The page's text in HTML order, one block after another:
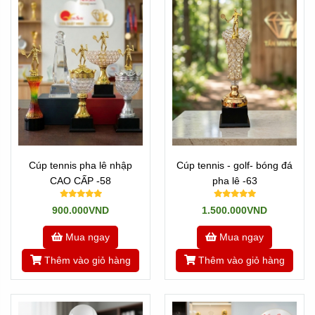
Là những sản phẩm như Pha lê và thủy tinh. Với pha lê
chúng tôi nhập phôi pha lê về và chế tác theo yêu cầu. Còn
nếu thủy tinh thì ở Việt nam rất nhiều. Tân Nhật Minh tự
hào đáp ựng được mọi mẫu mã yêu cầu, cúp pha lê
tennisđược chế tác trong nước, có thể làm theo mọi hình
dạng và kích thước. Linh động trong nội dung và hình thức.
Có thể điêu khắc theo bất kỳ hình dạng logo hay hình ảnh
nào quý khách muốn.
Cúp Sản xuất ở Việt nam
- Lợi ích dòng sản phẩm này là: Linh động nội dung và
hình thức. Mẫu mã làm theo mọi yêu cầu.
Cúp tennis pha lê nhập
CAO CẤP -58
900.000VND
Mua ngay
Thêm vào giỏ hàng
Cúp tennis - golf- bóng đá
pha lê -63
1.500.000VND
Mua ngay
Thêm vào giỏ hàng